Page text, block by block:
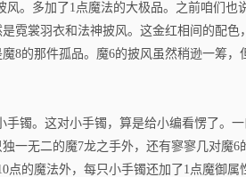
风。多加了1点魔法的大极品。之前咱们也
霓裳羽衣和法神披风。这金红相间的配
8的那件孤品。魔6的披风虽然稍逊一筹
手镯。这对小手镯，算是给小编看愣了。
一无二的魔7龙之手外，还有寥寥几对魔
点的魔法外，每只小手镯还加了1点魔御